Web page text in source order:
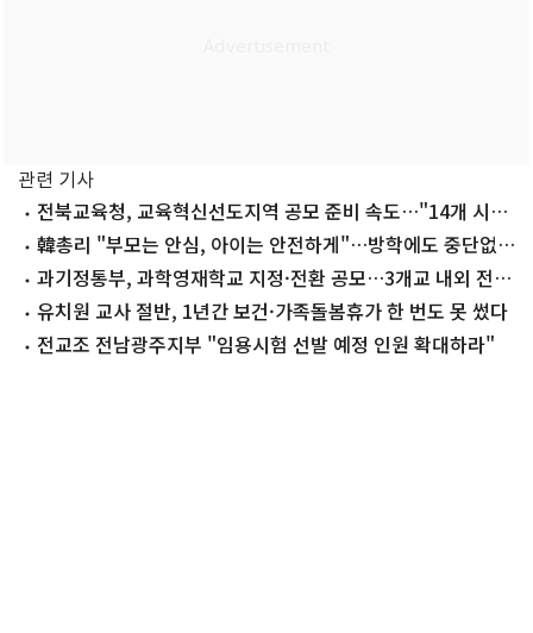
관련 기사
전북교육청, 교육혁신선도지역 공모 준비 속도…"14개 시군
모두 참여"
韓총리 "부모는 안심, 아이는 안전하게"…방학에도 중단없는
돌봄 강조
과기정통부, 과학영재학교 지정·전환 공모…3개교 내외 전환
예정유치원 교사 절반, 1년간 보건·가족돌봄휴가 한 번도 못 썼다
전교조 전남광주지부 "임용시험 선발 예정 인원 확대하라"